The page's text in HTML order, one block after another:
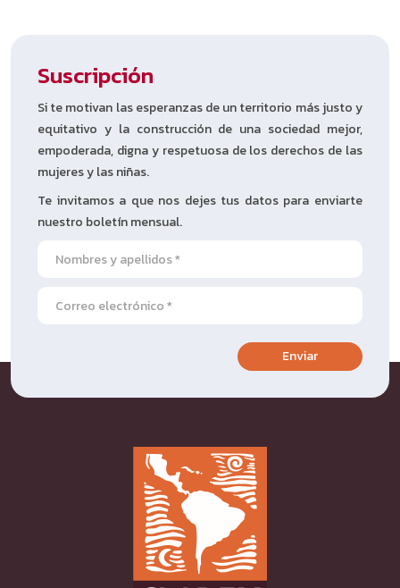
Suscripción
Si te motivan las esperanzas de un territorio más justo y
equitativo y la construcción de una sociedad mejor,
empoderada, digna y respetuosa de los derechos de las
mujeres y las niñas.
Te invitamos a que nos dejes tus datos para enviarte
nuestro boletín mensual.
Enviar